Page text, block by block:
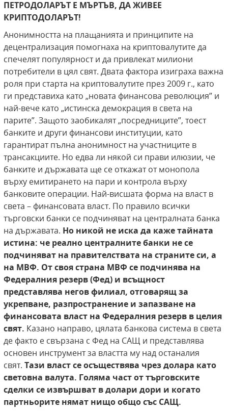
ПЕТРОДОЛАРЪТ Е МЪРТЪВ, ДА ЖИВЕЕ
КРИПТОДОЛАРЪТ!
Анонимността на плащанията и принципите на
децентрализация помогнаха на криптовалутите да
спечелят популярност и да привлекат милиони
потребители в цял свят. Двата фактора изиграха важна
роля при старта на криптовалутите през 2009 г., като
ги представиха като „новата финансова революция” и
най-вече като „истинска демокрация в света на
парите”. Защото заобикалят „посредниците”, тоест
банките и други финансови институции, като
гарантират пълна анонимност на участниците в
трансакциите. Но едва ли някой си прави илюзии, че
банките и държавата ще се откажат от монопола
върху емитирането на пари и контрола върху
банковите операции. Най-висшата форма на власт в
света – финансовата власт. По правило всички
търговски банки се подчиняват на централната банка
на държавата. Но никой не иска да каже тайната
истина: че реално централните банки не се
подчиняват на правителствата на страните си, а
на МВФ. От своя страна МВФ се подчинява на
Федералния резерв (Фед) и всъщност
представлява негов филиал, отговарящ за
укрепване, разпространение и запазване на
финансовата власт на Федералния резерв в целия
свят. Казано направо, цялата банкова система в света
де факто е свързана с Фед на САЩ и представлява
основен инструмент за властта му над останалия
свят. Тази власт сеосъществява чрез долара като
световна валута. Голяма част от търговските
сделки се извършват в долари дори и когато
партньорите нямат нищо общо със САЩ.